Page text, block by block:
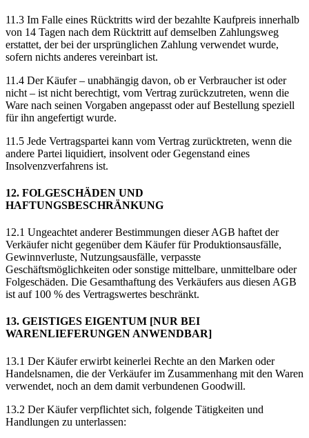
11.3 Im Falle eines Rücktritts wird der bezahlte Kaufpreis innerhalb
von 14 Tagen nach dem Rücktritt auf demselben Zahlungsweg
erstattet, der bei der ursprünglichen Zahlung verwendet wurde,
sofern nichts anderes vereinbart ist.
11.4 Der Käufer – unabhängig davon, ob er Verbraucher ist oder
nicht – ist nicht berechtigt, vom Vertrag zurückzutreten, wenn die
Ware nach seinen Vorgaben angepasst oder auf Bestellung speziell
für ihn angefertigt wurde.
11.5 Jede Vertragspartei kann vom Vertrag zurücktreten, wenn die
andere Partei liquidiert, insolvent oder Gegenstand eines
Insolvenzverfahrens ist.
12. FOLGESCHÄDEN UND
HAFTUNGSBESCHRÄNKUNG
12.1 Ungeachtet anderer Bestimmungen dieser AGB haftet der
Verkäufer nicht gegenüber dem Käufer für Produktionsausfälle,
Gewinnverluste, Nutzungsausfälle, verpasste
Geschäftsmöglichkeiten oder sonstige mittelbare, unmittelbare oder
Folgeschäden. Die Gesamthaftung des Verkäufers aus diesen AGB
ist auf 100 % des Vertragswertes beschränkt.
13. GEISTIGES EIGENTUM [NUR BEI
WARENLIEFERUNGEN ANWENDBAR]
13.1 Der Käufer erwirbt keinerlei Rechte an den Marken oder
Handelsnamen, die der Verkäufer im Zusammenhang mit den Waren
verwendet, noch an dem damit verbundenen Goodwill.
13.2 Der Käufer verpflichtet sich, folgende Tätigkeiten und
Handlungen zu unterlassen: